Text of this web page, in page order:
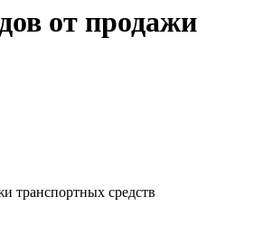
от продажи
транспортных средств